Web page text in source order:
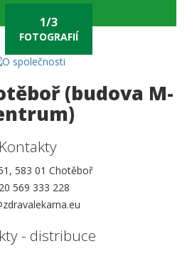
FOTOGRAFIÍ
(budova M-
Kontakty
583 01 Chotěboř
569 333 228
- distribuce